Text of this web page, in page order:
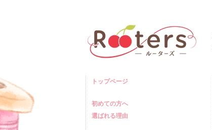
トップページ
初めての方へ
選ばれる理由